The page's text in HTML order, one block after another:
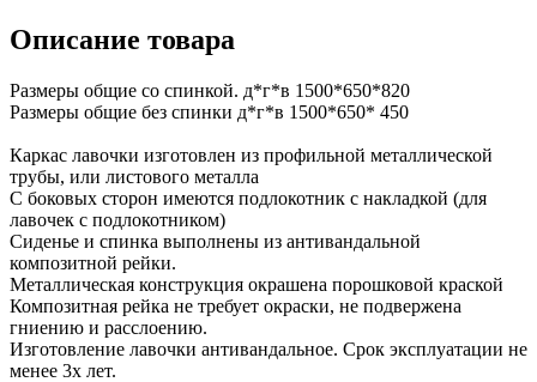
Описание товара
Размеры общие со спинкой. д*г*в 1500*650*820
Размеры общие без спинки д*г*в 1500*650* 450
Каркас лавочки изготовлен из профильной металлической
трубы, или листового металла
С боковых сторон имеются подлокотник с накладкой (для
лавочек с подлокотником)
Сиденье и спинка выполнены из антивандальной
композитной рейки.
Металлическая конструкция окрашена порошковой краской
Композитная рейка не требует окраски, не подвержена
гниению и расслоению.
Изготовление лавочки антивандальное. Срок эксплуатации не
менее 3х лет.